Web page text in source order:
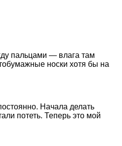
пальцами — влага там
носки хотя бы на
Начала делать
потеть. Теперь это мой